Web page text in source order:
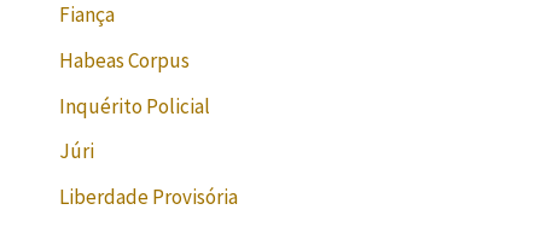
Fiança
Habeas Corpus
Inquérito Policial
Júri
Liberdade Provisória